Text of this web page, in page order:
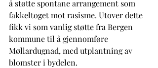
å støtte spontane arrangement som
fakkeltoget mot rasisme. Utover dette
fikk vi som vanlig støtte fra Bergen
kommune til å gjennomføre
Møllardugnad, med utplantning av
blomster i bydelen.